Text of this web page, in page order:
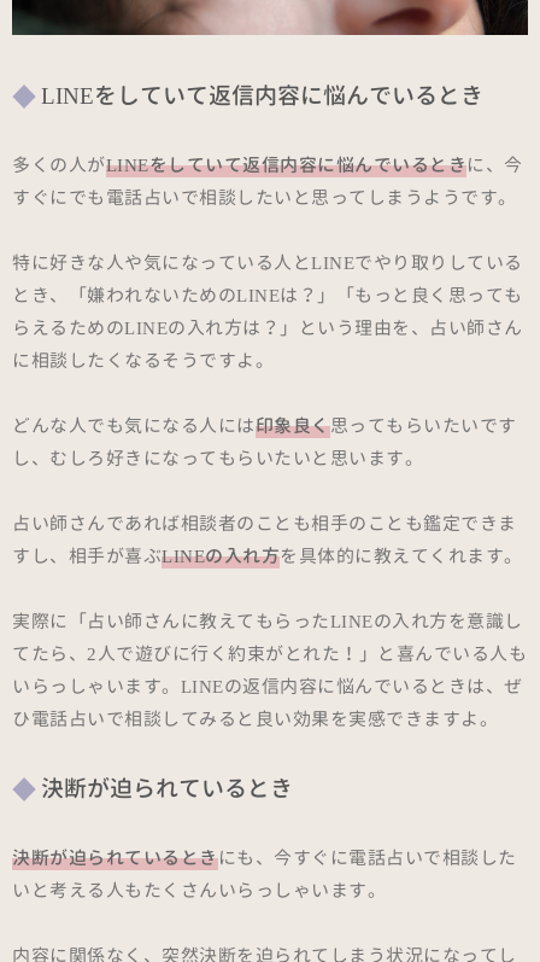
LINEをしていて返信内容に悩んでいるとき
多くの人がLINEをしていて返信内容に悩んでいるときに、今
すぐにでも電話占いで相談したいと思ってしまうようです。
特に好きな人や気になっている人とLINEでやり取りしている
とき、「嫌われないためのLINEは？」「もっと良く思っても
らえるためのLINEの入れ方は？」という理由を、占い師さん
に相談したくなるそうですよ。
どんな人でも気になる人には印象良く思ってもらいたいです
し、むしろ好きになってもらいたいと思います。
占い師さんであれば相談者のことも相手のことも鑑定できま
すし、相手が喜ぶLINEの入れ方を具体的に教えてくれます。
実際に「占い師さんに教えてもらったLINEの入れ方を意識し
てたら、2人で遊びに行く約束がとれた！」と喜んでいる人も
いらっしゃいます。LINEの返信内容に悩んでいるときは、ぜ
ひ電話占いで相談してみると良い効果を実感できますよ。
決断が迫られているとき
決断が迫られているときにも、今すぐに電話占いで相談した
いと考える人もたくさんいらっしゃいます。
内容に関係なく、突然決断を迫られてしまう状況になってし